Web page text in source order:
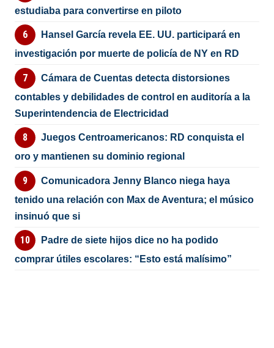
estudiaba para convertirse en piloto
Hansel García revela EE. UU. participará en
investigación por muerte de policía de NY en RD
Cámara de Cuentas detecta distorsiones
contables y debilidades de control en auditoría a la
Superintendencia de Electricidad
Juegos Centroamericanos: RD conquista el
oro y mantienen su dominio regional
Comunicadora Jenny Blanco niega haya
tenido una relación con Max de Aventura; el músico
insinuó que si
Padre de siete hijos dice no ha podido
comprar útiles escolares: “Esto está malísimo”